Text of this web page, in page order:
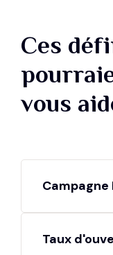
Ces
vous
Taux